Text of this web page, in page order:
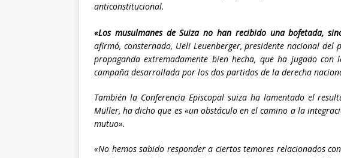
anticonstitucional.
«Los musulmanes de Suiza no han recibido una bofetada,
afirmó, consternado, Ueli Leuenberger, presidente nacional del
propaganda extremadamente bien hecha, que ha jugado con
campaña desarrollada por los dos partidos de la derecha
También la Conferencia Episcopal suiza ha lamentado el
Müller, ha dicho que es «un obstáculo en el camino a la
mutuo».
«No hemos sabido responder a ciertos temores relacionados